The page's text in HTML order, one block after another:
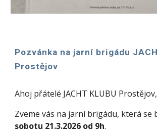
Pozvánka na jarní brigádu
Prostějov
Ahoj přátelé JACHT KLUBU
Zveme vás na jarní brigádu, která
sobotu 21.3.2026 od 9h.